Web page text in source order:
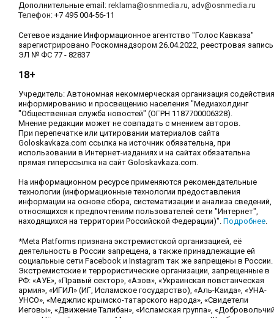
Дополнительные email: reklama@osnmedia.ru, adv@osnmedia.ru
Телефон: +7 495 004-56-11
Сетевое издание Информационное агентство "Голос Кавказа"
зарегистрировано Роскомнадзором 26.04.2022, реестровая запись
ЭЛ № ФС 77 - 82837
18+
Учредитель: Автономная некоммерческая организация содействия
информированию и просвещению населения "Медиахолдинг
"Общественная служба новостей" (ОГРН 1187700006328).
Мнение редакции может не совпадать с мнением авторов.
При перепечатке или цитировании материалов сайта
Goloskavkaza.com ссылка на источник обязательна, при
использовании в Интернет-изданиях и на сайтах обязательна
прямая гиперссылка на сайт Goloskavkaza.com.
На информационном ресурсе применяются рекомендательные
технологии (информационные технологии предоставления
информации на основе сбора, систематизации и анализа сведений,
относящихся к предпочтениям пользователей сети "Интернет",
находящихся на территории Российской Федерации)". Подробнее.
*Meta Platforms признана экстремистской организацией, её
деятельность в России запрещена, а также принадлежащие ей
социальные сети Facebook и Instagram так же запрещены в России.
Экстремистские и террористические организации, запрещенные в
РФ: «АУЕ», «Правый сектор», «Азов», «Украинская повстанческая
армия», «ИГИЛ» (ИГ, Исламское государство), «Аль-Каида», «УНА-
УНСО», «Меджлис крымско-татарского народа», «Свидетели
Иеговы», «Движение Талибан», «Исламская группа»,